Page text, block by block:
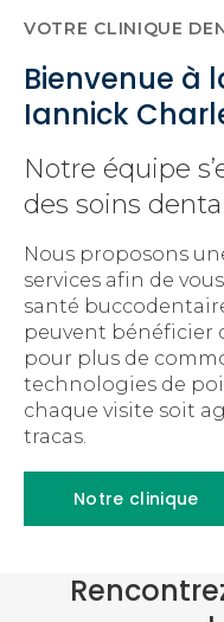
VOTRE CLINIQUE
Bienvenue à
Iannick
Notre équipe
des soins
Nous proposons
services afin de
santé
peuvent bénéficier
pour plus de
technologies de
chaque visite soit
tracas.
Notre clinique